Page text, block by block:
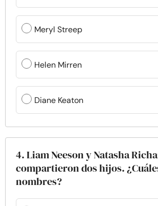
Meryl Streep
Helen Mirren
Diane Keaton
4. Liam Neeson y Natasha
compartieron dos hijos.
nombres?